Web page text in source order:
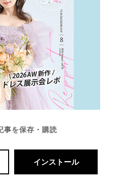
事を保存・購読
インストール